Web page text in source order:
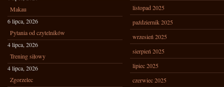
Makau
6 lipca, 2026
Pytania od czytelników
4 lipca, 2026
Trening siłowy
4 lipca, 2026
Zgorzelec
listopad 2025
październik 2025
wrzesień 2025
sierpień 2025
lipiec 2025
czerwiec 2025